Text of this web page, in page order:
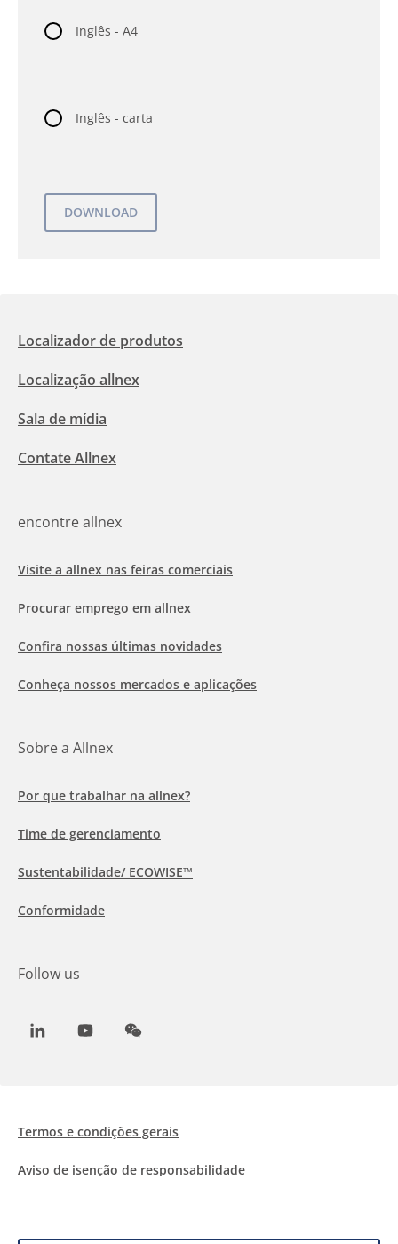
Inglês - A4
Inglês - carta
Localizador de produtos
Localização allnex
Sala de mídia
Contate Allnex
encontre allnex
Visite a allnex nas feiras comerciais
Procurar emprego em allnex
Confira nossas últimas novidades
Conheça nossos mercados e aplicações
Sobre a Allnex
Por que trabalhar na allnex?
Time de gerenciamento
Sustentabilidade/ ECOWISE™
Conformidade
Follow us
LinkedInYoutubeWeChat
Termos e condições gerais
Aviso de isenção de responsabilidade